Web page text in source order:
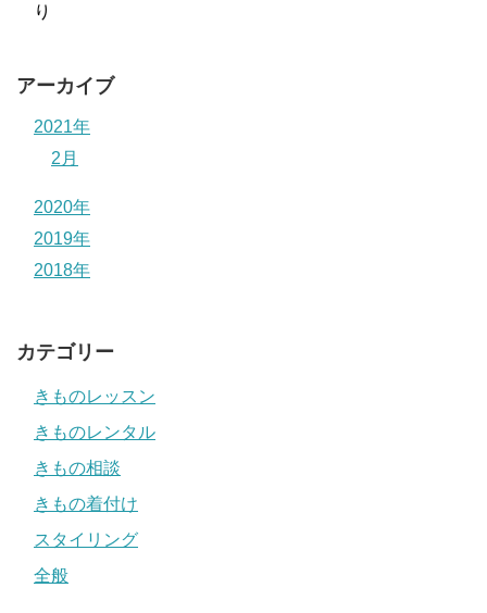
り
アーカイブ
2021年
2月
2020年
2019年
2018年
カテゴリー
きものレッスン
きものレンタル
きもの相談
きもの着付け
スタイリング
全般